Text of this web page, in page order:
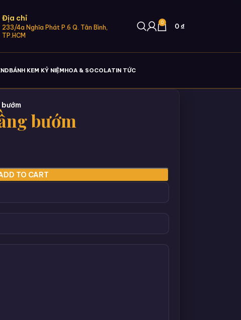
Địa chỉ
233/4a Nghĩa Phát P.6 Q. Tân Bình,
TP.HCM
0 0₫
BÁNH KEM KỶ NIỆMHOA & SOCOLATIN TỨC
bướm
TO CART